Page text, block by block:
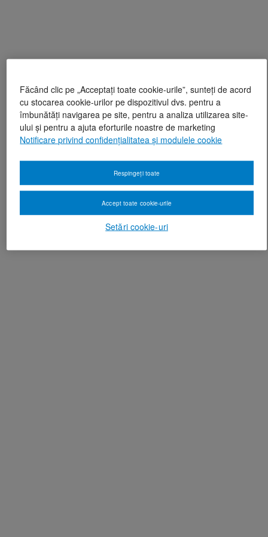
Făcând clic pe „Acceptați toate cookie-urile”, sunteți de acord
cu stocarea cookie-urilor pe dispozitivul dvs. pentru a
îmbunătăți navigarea pe site, pentru a analiza utilizarea site-
ului și pentru a ajuta eforturile noastre de marketing
Notificare privind confidențialitatea și modulele cookie
Setări cookie-uri
Respingeți toate
Accept toate cookie-urile